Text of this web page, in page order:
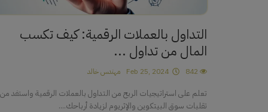
التداول بالعملات الرقمية: كيف تكسب
المال من تداول ...
مهندس خالد
تعلم على استراتيجيات الربح من التداول بالعملات الرقمية واستفد من
تقلبات سوق البيتكوين والإثريوم لزيادة أرباحك....